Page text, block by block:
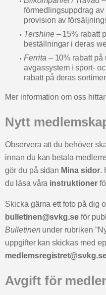
förmedlingsuppdrag
provision av
Tershine– 15% rabatt
beställningar i deras
Ferrita – 10% rabatt
avgassystem i sport-
rabatt på deras
Mer information om oss
Nytt
Observera att du behöver
innan du kan betala
gör du på sidan Mina sidor.
du läsa våra instruktioner
Skicka gärna ett foto på dig
bulletinen@svkg.se för
Bulletinen under rubriken
uppgifter kan skickas med
Avgift för